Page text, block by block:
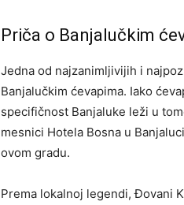
Priča o Banjalučkim
Jedna od najzanimljivijih i
Banjalučkim ćevapima. Iako
specifičnost Banjaluke leži u
mesnici Hotela Bosna u
ovom gradu.
Prema lokalnoj legendi, Đovani